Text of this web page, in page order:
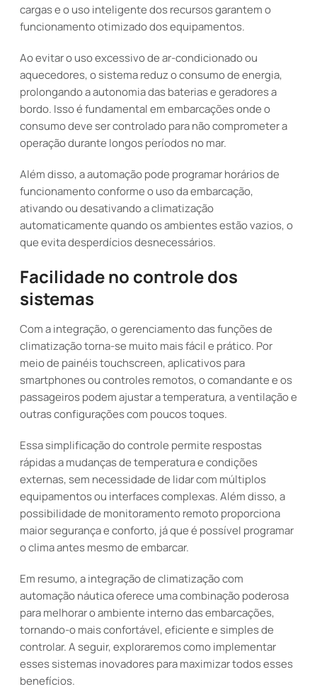
cargas e o uso inteligente dos recursos garantem o
funcionamento otimizado dos equipamentos.
Ao evitar o uso excessivo de ar-condicionado ou
aquecedores, o sistema reduz o consumo de energia,
prolongando a autonomia das baterias e geradores a
bordo. Isso é fundamental em embarcações onde o
consumo deve ser controlado para não comprometer a
operação durante longos períodos no mar.
Além disso, a automação pode programar horários de
funcionamento conforme o uso da embarcação,
ativando ou desativando a climatização
automaticamente quando os ambientes estão vazios, o
que evita desperdícios desnecessários.
Facilidade no controle dos
sistemas
Com a integração, o gerenciamento das funções de
climatização torna-se muito mais fácil e prático. Por
meio de painéis touchscreen, aplicativos para
smartphones ou controles remotos, o comandante e os
passageiros podem ajustar a temperatura, a ventilação e
outras configurações com poucos toques.
Essa simplificação do controle permite respostas
rápidas a mudanças de temperatura e condições
externas, sem necessidade de lidar com múltiplos
equipamentos ou interfaces complexas. Além disso, a
possibilidade de monitoramento remoto proporciona
maior segurança e conforto, já que é possível programar
o clima antes mesmo de embarcar.
Em resumo, a integração de climatização com
automação náutica oferece uma combinação poderosa
para melhorar o ambiente interno das embarcações,
tornando-o mais confortável, eficiente e simples de
controlar. A seguir, exploraremos como implementar
esses sistemas inovadores para maximizar todos esses
benefícios.